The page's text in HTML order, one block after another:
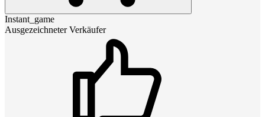
Instant_game
Ausgezeichneter Verkäufer